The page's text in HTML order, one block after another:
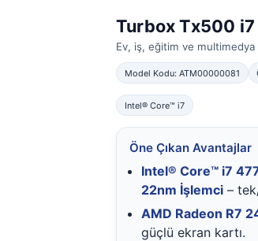
Turbox Tx500 i7
Ev, iş, eğitim ve
Model Kodu: ATM00000081
Intel® Core™ i7
Öne Çıkan Avantajlar
Intel® Core™ i7
22nm İşlemci –
AMD Radeon R7
güçlü ekran kartı.